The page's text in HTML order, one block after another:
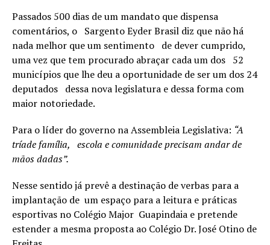
Passados 500 dias de um mandato que dispensa
comentários, o Sargento Eyder Brasil diz que não há
nada melhor que um sentimento de dever cumprido,
uma vez que tem procurado abraçar cada um dos 52
municípios que lhe deu a oportunidade de ser um dos 24
deputados dessa nova legislatura e dessa forma com
maior notoriedade.
Para o líder do governo na Assembleia Legislativa: “A
tríade família, escola e comunidade precisam andar de
mãos dadas”.
Nesse sentido já prevê a destinação de verbas para a
implantação de um espaço para a leitura e práticas
esportivas no Colégio Major Guapindaia e pretende
estender a mesma proposta ao Colégio Dr. José Otino de